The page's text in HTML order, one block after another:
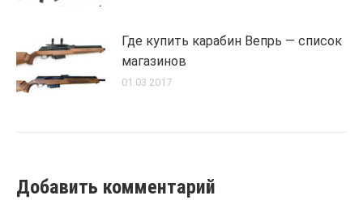
Где купить карабин Вепрь — список
магазинов
01.03.2017
Добавить комментарий